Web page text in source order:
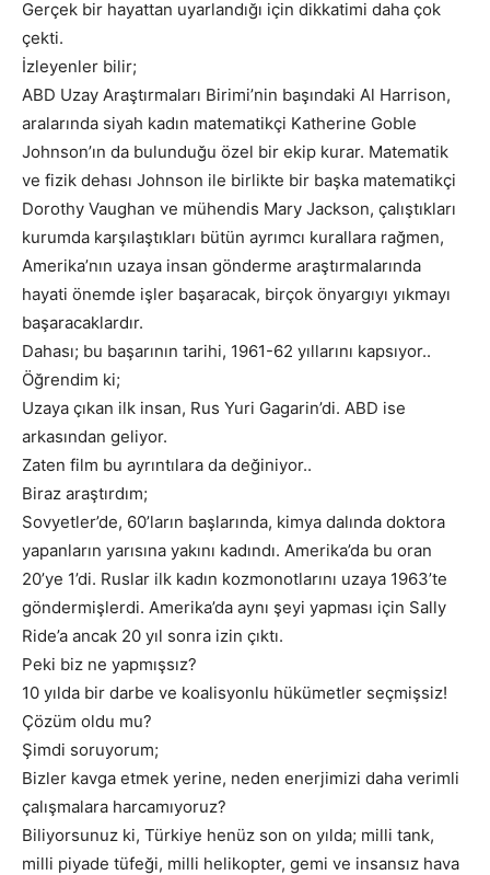
Gerçek bir hayattan uyarlandığı için dikkatimi daha çok
çekti.
İzleyenler bilir;
ABD Uzay Araştırmaları Birimi’nin başındaki Al Harrison,
aralarında siyah kadın matematikçi Katherine Goble
Johnson’ın da bulunduğu özel bir ekip kurar. Matematik
ve fizik dehası Johnson ile birlikte bir başka matematikçi
Dorothy Vaughan ve mühendis Mary Jackson, çalıştıkları
kurumda karşılaştıkları bütün ayrımcı kurallara rağmen,
Amerika’nın uzaya insan gönderme araştırmalarında
hayati önemde işler başaracak, birçok önyargıyı yıkmayı
başaracaklardır.
Dahası; bu başarının tarihi, 1961-62 yıllarını kapsıyor..
Öğrendim ki;
Uzaya çıkan ilk insan, Rus Yuri Gagarin’di. ABD ise
arkasından geliyor.
Zaten film bu ayrıntılara da değiniyor..
Biraz araştırdım;
Sovyetler’de, 60’ların başlarında, kimya dalında doktora
yapanların yarısına yakını kadındı. Amerika’da bu oran
20’ye 1’di. Ruslar ilk kadın kozmonotlarını uzaya 1963’te
göndermişlerdi. Amerika’da aynı şeyi yapması için Sally
Ride’a ancak 20 yıl sonra izin çıktı.
Peki biz ne yapmışsız?
10 yılda bir darbe ve koalisyonlu hükümetler seçmişsiz!
Çözüm oldu mu?
Şimdi soruyorum;
Bizler kavga etmek yerine, neden enerjimizi daha verimli
çalışmalara harcamıyoruz?
Biliyorsunuz ki, Türkiye henüz son on yılda; milli tank,
milli piyade tüfeği, milli helikopter, gemi ve insansız hava